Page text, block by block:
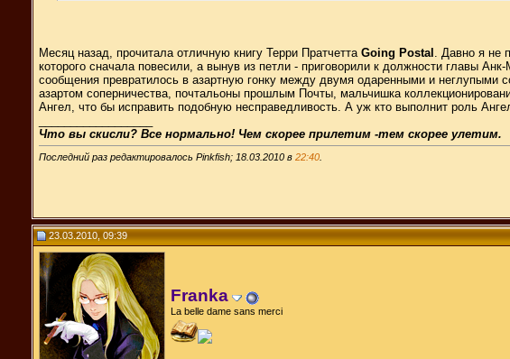
Месяц назад, прочитала отличную книгу Терри Пратчетта Going Postal . Давно я не
которого сначала повесили, а вынув из петли - приговорили к должности главы
сообщения превратилось в азартную гонку между двумя одаренными и
азартом соперничества, почтальоны прошлым Почты, мальчишка
Ангел, что бы исправить подобную несправедливость. А уж кто выполнит роль
Что вы скисли? Все нормально! Чем скорее прилетим -тем скорее улетим.
Последний раз редактировалось Pinkfish; 18.03.2010 в 22:40
23.03.2010, 09:39
Franka
La belle dame sans merci